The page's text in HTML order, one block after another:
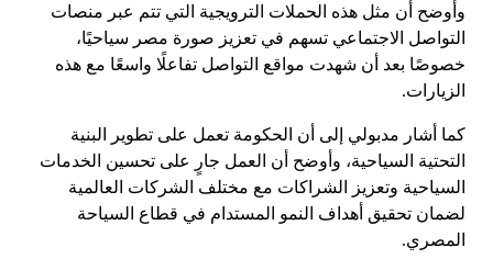
وأوضح أن مثل هذه الحملات الترويجية التي تتم عبر منصات
التواصل الاجتماعي تسهم في تعزيز صورة مصر سياحيًا،
خصوصًا بعد أن شهدت مواقع التواصل تفاعلًا واسعًا مع هذه
الزيارات.
كما أشار مدبولي إلى أن الحكومة تعمل على تطوير البنية
التحتية السياحية، وأوضح أن العمل جارٍ على تحسين الخدمات
السياحية وتعزيز الشراكات مع مختلف الشركات العالمية
لضمان تحقيق أهداف النمو المستدام في قطاع السياحة
المصري.